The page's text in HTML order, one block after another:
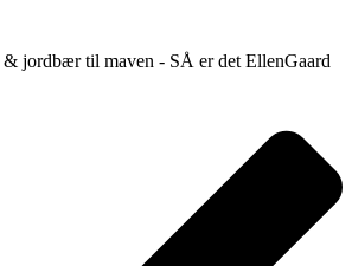
& jordbær til maven - SÅ er det EllenGaard